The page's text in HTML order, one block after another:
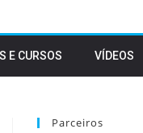
E CURSOS VÍDEOS
Parceiros